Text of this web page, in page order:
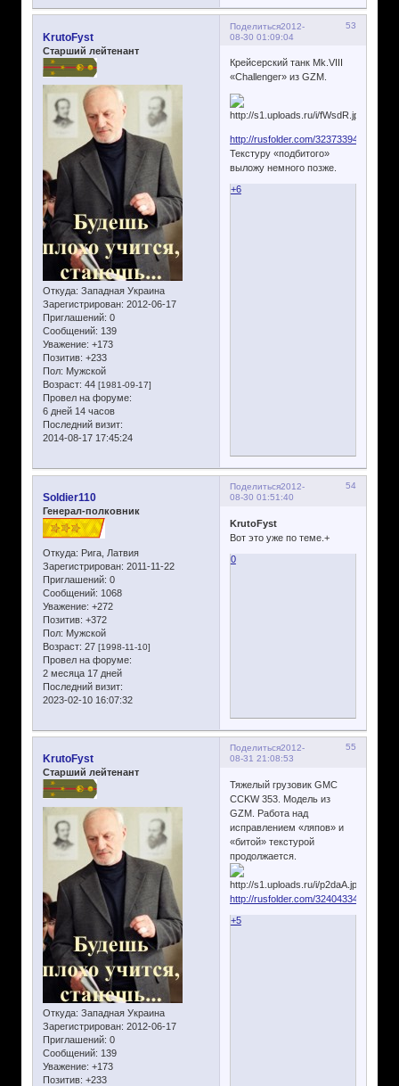
Поделиться 53
2012-
08-30 01:09:04
KrutoFyst
Старший лейтенант
Откуда: Западная Украина
Зарегистрирован: 2012-06-17
Приглашений: 0
Сообщений: 139
Уважение: +173
Позитив: +233
Пол: Мужской
Возраст: 44 [1981-09-17]
Провел на форуме:
6 дней 14 часов
Последний визит:
2014-08-17 17:45:24
Крейсерский танк Mk.VIII
«Challenger» из GZM.
http://rusfolder.com/32373394
Текстуру «подбитого»
выложу немного позже.
+6
Поделиться 54
2012-
08-30 01:51:40
Soldier110
Генерал-полковник
Откуда: Рига, Латвия
Зарегистрирован: 2011-11-22
Приглашений: 0
Сообщений: 1068
Уважение: +272
Позитив: +372
Пол: Мужской
Возраст: 27 [1998-11-10]
Провел на форуме:
2 месяца 17 дней
Последний визит:
2023-02-10 16:07:32
KrutoFyst
Вот это уже по теме.+
0
Поделиться 55
2012-
08-31 21:08:53
KrutoFyst
Старший лейтенант
Откуда: Западная Украина
Зарегистрирован: 2012-06-17
Приглашений: 0
Сообщений: 139
Уважение: +173
Позитив: +233
Тяжелый грузовик GMC
CCKW 353. Модель из
GZM. Работа над
исправлением «ляпов» и
«битой» текстурой
продолжается.
http://rusfolder.com/32404334
+5